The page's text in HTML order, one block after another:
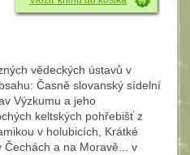
vědeckých ústavů v
Časně slovanský sídelní
Výzkumu a jeho
keltských pohřebišť z
v holubicích, Krátké
Čechách a na Moravě... v